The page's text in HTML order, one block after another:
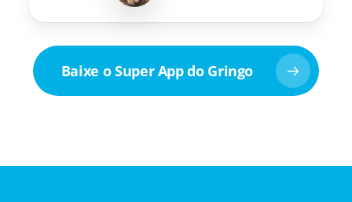
Baixe o Super App do Gringo